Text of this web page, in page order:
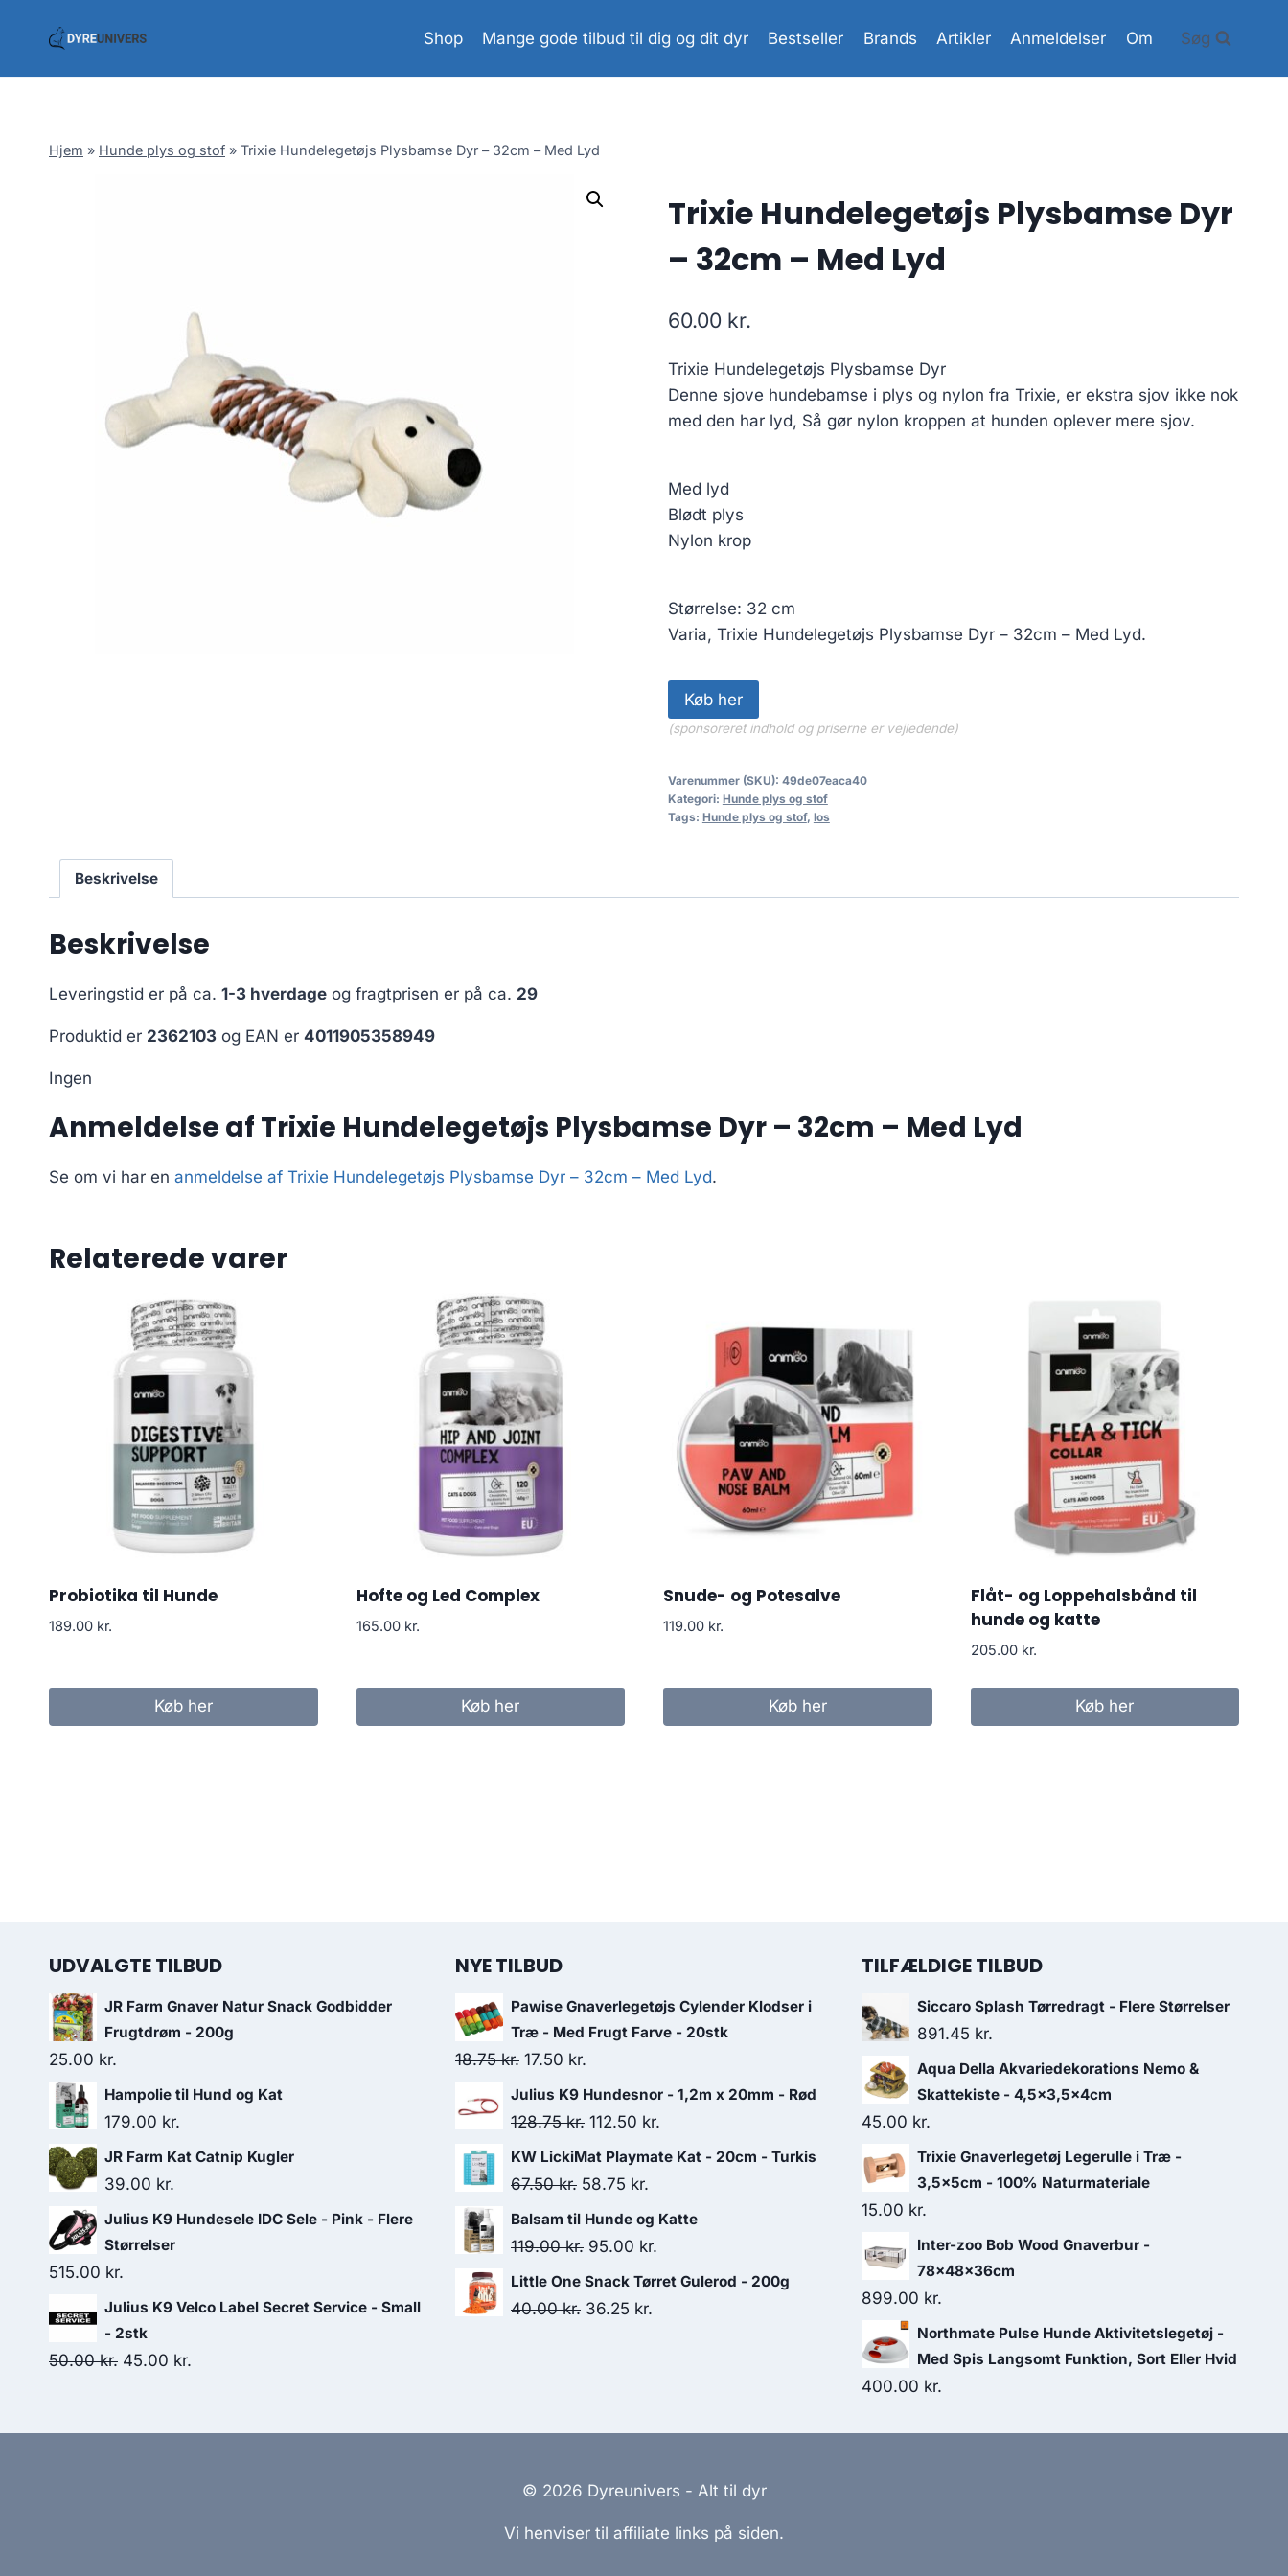
Shop Mange gode tilbud til dig og dit dyr Bestseller Brands Artikler Anmeldelser Om Søg
Hjem » Hunde plys og stof » Trixie Hundelegetøjs Plysbamse Dyr – 32cm – Med Lyd
Trixie Hundelegetøjs Plysbamse Dyr
– 32cm – Med Lyd
60.00 kr.
Trixie Hundelegetøjs Plysbamse Dyr
Denne sjove hundebamse i plys og nylon fra Trixie, er ekstra sjov ikke nok
med den har lyd, Så gør nylon kroppen at hunden oplever mere sjov.
Med lyd
Blødt plys
Nylon krop
Størrelse: 32 cm
Varia, Trixie Hundelegetøjs Plysbamse Dyr – 32cm – Med Lyd.
Køb her
(sponsoreret indhold og priserne er vejledende)
Varenummer (SKU): 49de07eaca40
Kategori: Hunde plys og stof
Tags: Hunde plys og stof, los
Beskrivelse
Beskrivelse
Leveringstid er på ca. 1-3 hverdage og fragtprisen er på ca. 29
Produktid er 2362103 og EAN er 4011905358949
Ingen
Anmeldelse af Trixie Hundelegetøjs Plysbamse Dyr – 32cm – Med Lyd
Se om vi har en anmeldelse af Trixie Hundelegetøjs Plysbamse Dyr – 32cm – Med Lyd.
Relaterede varer
Probiotika til Hunde
189.00 kr.
Køb her
Hofte og Led Complex
165.00 kr.
Køb her
Snude- og Potesalve
119.00 kr.
Køb her
Flåt- og Loppehalsbånd til
hunde og katte
205.00 kr.
Køb her
UDVALGTE TILBUD
JR Farm Gnaver Natur Snack Godbidder
Frugtdrøm - 200g
25.00 kr.
Hampolie til Hund og Kat
179.00 kr.
JR Farm Kat Catnip Kugler
39.00 kr.
Julius K9 Hundesele IDC Sele - Pink - Flere
Størrelser
515.00 kr.
Julius K9 Velco Label Secret Service - Small
- 2stk
50.00kr. Den
45.00 kr.
NYE TILBUD
Pawise Gnaverlegetøjs Cylender Klodser i
Træ - Med Frugt Farve - 20stk
18.75kr. Den
oprindelige
pris
18.75 kr..
17.50 kr.
aktuelle
pris
17.50 kr..
Julius K9 Hundesnor - 1,2m x 20mm - Rød
128.75kr. Den
oprindelige
pris
128.75 kr..
112.50 kr.
aktuelle
KW LickiMat Playmate Kat - 20cm - Turkis
67.50kr. Den
oprindelige
pris
67.50 kr..
58.75 kr.
aktuelle
pris
Balsam til Hunde og Katte
119.00kr. Den
oprindelige
pris
95.00 kr.
aktuelle
Little One Snack Tørret Gulerod - 200g
40.00kr. Den
36.25 kr.
TILFÆLDIGE TILBUD
Siccaro Splash Tørredragt - Flere Størrelser
891.45 kr.
Aqua Della Akvariedekorations Nemo &
Skattekiste - 4,5x3,5x4cm
45.00 kr.
Trixie Gnaverlegetøj Legerulle i Træ -
3,5x5cm - 100% Naturmateriale
15.00 kr.
Inter-zoo Bob Wood Gnaverbur -
78x48x36cm
899.00 kr.
Northmate Pulse Hunde Aktivitetslegetøj -
Med Spis Langsomt Funktion, Sort Eller Hvid
400.00 kr.
© 2026 Dyreunivers - Alt til dyr
Vi henviser til affiliate links på siden.